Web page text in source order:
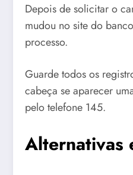
Depois de solicitar o
mudou no site do
processo.
Guarde todos os
cabeça se aparecer
pelo telefone 145.
Alternativas